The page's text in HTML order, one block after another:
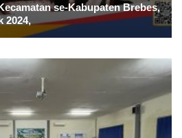
se-Kabupaten Brebes,
2024,